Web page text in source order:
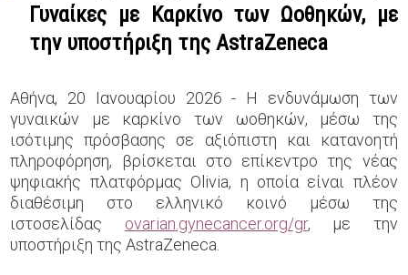
Γυναίκες με Καρκίνο των Ωοθηκών, με
την υποστήριξη της AstraZeneca
Αθήνα, 20 Ιανουαρίου 2026 - Η ενδυνάμωση των
γυναικών με καρκίνο των ωοθηκών, μέσω της
ισότιμης πρόσβασης σε αξιόπιστη και κατανοητή
πληροφόρηση, βρίσκεται στο επίκεντρο της νέας
ψηφιακής πλατφόρμας Olivia, η οποία είναι πλέον
διαθέσιμη στο ελληνικό κοινό μέσω της
ιστοσελίδας ovarian.gynecancer.org/gr, με την
υποστήριξη της AstraZeneca.